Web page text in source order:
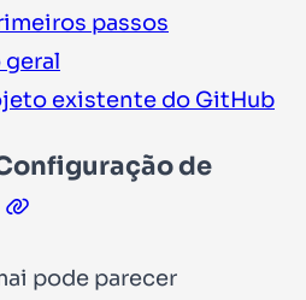
passos
geral
existente do GitHub
de
pode parecer